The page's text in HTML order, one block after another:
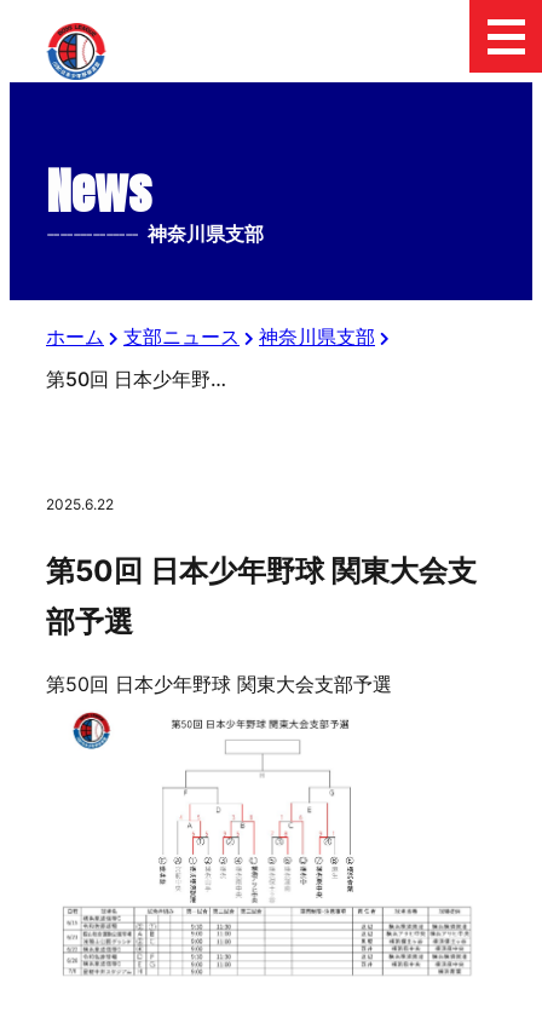
News
-------------- 神奈川県支部
ホーム 支部ニュース
神奈川県支部
第50回 日本少年野球 関東大会支部予選
2025.6.22
第50回 日本少年野球 関東大会支
部予選
第50回 日本少年野球 関東大会支部予選